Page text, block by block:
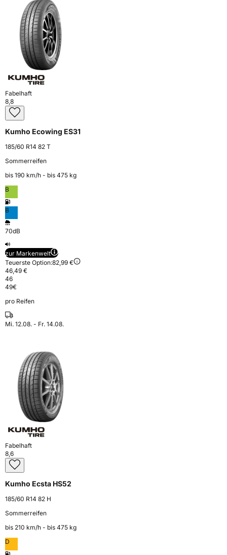
Fabelhaft
8,8
Kumho Ecowing ES31
185/60 R14 82 T
Sommerreifen
bis 190 km⁠/⁠h - bis 475 kg
B
B
70dB
zur Markenwelt
Teuerste Option:82,99 €
46,49 €
46
49€
pro Reifen
Mi. 12.08. - Fr. 14.08.
Fabelhaft
8,6
Kumho Ecsta HS52
185/60 R14 82 H
Sommerreifen
bis 210 km⁠/⁠h - bis 475 kg
D